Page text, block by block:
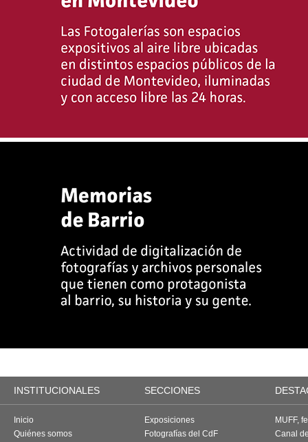
INSTITUCIONALES SECCIONES
Inicio
Quiénes somos
Exposiciones
Fotografías del CdF
MUFF,
Canal